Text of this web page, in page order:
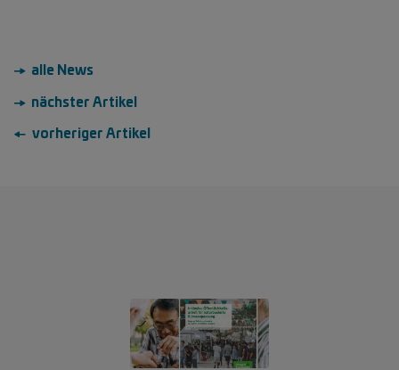
→ alle News
→ nächster Artikel
← vorheriger Artikel